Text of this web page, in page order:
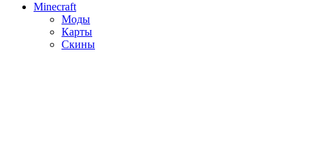
Minecraft
Моды
Карты
Скины